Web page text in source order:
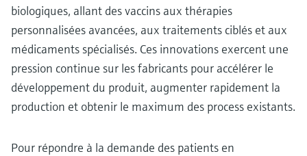
biologiques, allant des vaccins aux thérapies
personnalisées avancées, aux traitements ciblés et aux
médicaments spécialisés. Ces innovations exercent une
pression continue sur les fabricants pour accélérer le
développement du produit, augmenter rapidement la
production et obtenir le maximum des process existants.
Pour répondre à la demande des patients en